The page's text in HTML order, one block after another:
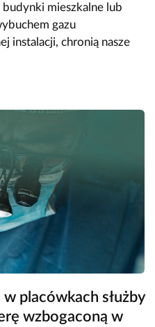
mieszkalne lub
gazu
instalacji, chronią nasze
placówkach służby
wzbogaconą w